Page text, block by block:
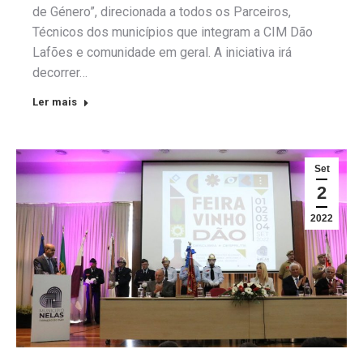
de Género”, direcionada a todos os Parceiros,
Técnicos dos municípios que integram a CIM Dão
Lafões e comunidade em geral. A iniciativa irá
decorrer…
Ler mais
Set
2
2022